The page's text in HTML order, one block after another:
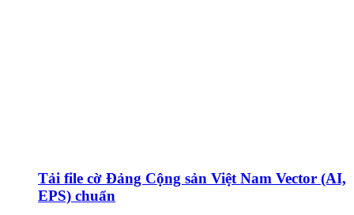
Tải file cờ Đảng Cộng sản Việt Nam Vector (AI,
EPS) chuẩn